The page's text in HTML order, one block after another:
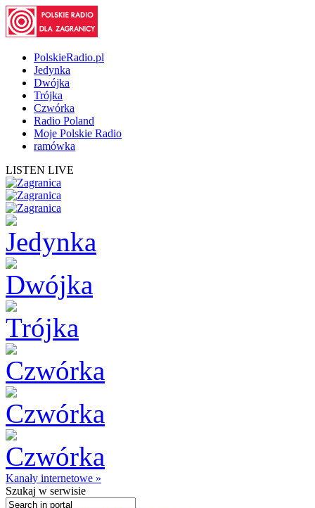
PolskieRadio.pl
Jedynka
Dwójka
Trójka
Czwórka
Radio Poland
Moje Polskie Radio
ramówka
LISTEN LIVE
Kanały internetowe »
Szukaj w serwisie